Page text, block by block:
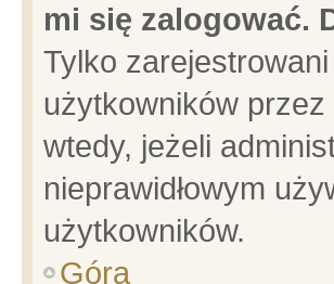
mi się zalogować.
Tylko
użytkowników
wtedy, jeżeli
nieprawidłowym
użytkowników.
Góra